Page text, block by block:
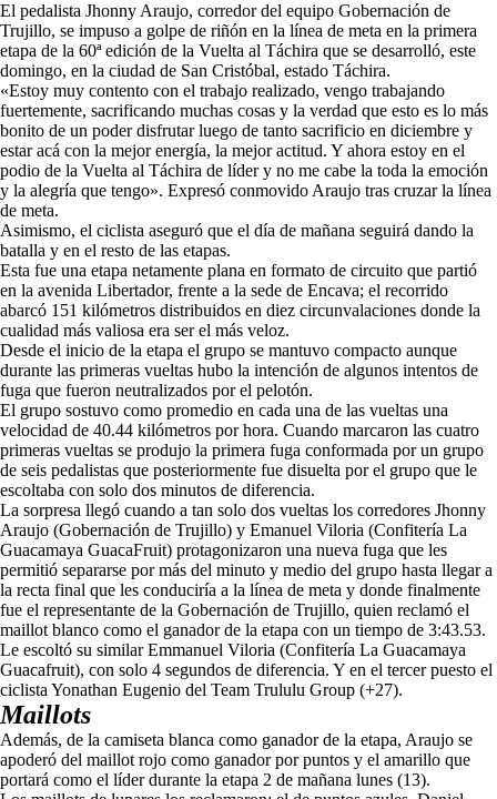
El pedalista Jhonny Araujo, corredor del equipo Gobernación de
Trujillo, se impuso a golpe de riñón en la línea de meta en la primera
etapa de la 60ª edición de la Vuelta al Táchira que se desarrolló, este
domingo, en la ciudad de San Cristóbal, estado Táchira.
«Estoy muy contento con el trabajo realizado, vengo trabajando
fuertemente, sacrificando muchas cosas y la verdad que esto es lo más
bonito de un poder disfrutar luego de tanto sacrificio en diciembre y
estar acá con la mejor energía, la mejor actitud. Y ahora estoy en el
podio de la Vuelta al Táchira de líder y no me cabe la toda la emoción
y la alegría que tengo». Expresó conmovido Araujo tras cruzar la línea
de meta.
Asimismo, el ciclista aseguró que el día de mañana seguirá dando la
batalla y en el resto de las etapas.
Esta fue una etapa netamente plana en formato de circuito que partió
en la avenida Libertador, frente a la sede de Encava; el recorrido
abarcó 151 kilómetros distribuidos en diez circunvalaciones donde la
cualidad más valiosa era ser el más veloz.
Desde el inicio de la etapa el grupo se mantuvo compacto aunque
durante las primeras vueltas hubo la intención de algunos intentos de
fuga que fueron neutralizados por el pelotón.
El grupo sostuvo como promedio en cada una de las vueltas una
velocidad de 40.44 kilómetros por hora. Cuando marcaron las cuatro
primeras vueltas se produjo la primera fuga conformada por un grupo
de seis pedalistas que posteriormente fue disuelta por el grupo que le
escoltaba con solo dos minutos de diferencia.
La sorpresa llegó cuando a tan solo dos vueltas los corredores Jhonny
Araujo (Gobernación de Trujillo) y Emanuel Viloria (Confitería La
Guacamaya GuacaFruit) protagonizaron una nueva fuga que les
permitió separarse por más del minuto y medio del grupo hasta llegar a
la recta final que les conduciría a la línea de meta y donde finalmente
fue el representante de la Gobernación de Trujillo, quien reclamó el
maillot blanco como el ganador de la etapa con un tiempo de 3:43.53.
Le escoltó su similar Emmanuel Viloria (Confitería La Guacamaya
Guacafruit), con solo 4 segundos de diferencia. Y en el tercer puesto el
ciclista Yonathan Eugenio del Team Trululu Group (+27).
Maillots
Además, de la camiseta blanca como ganador de la etapa, Araujo se
apoderó del maillot rojo como ganador por puntos y el amarillo que
portará como el líder durante la etapa 2 de mañana lunes (13).